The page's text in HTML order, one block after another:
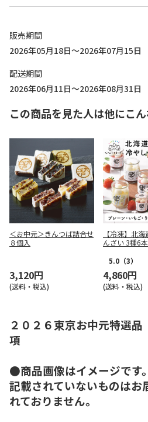
販売期間
2026年05月18日～2026年07月15日
配送期間
2026年06月11日～2026年08月31日
この商品を見た人は他にこ
＜お中元＞きんつば詰合せ
８個入
3,120円
(送料・税込)
【冷凍】北
んざい 3種6
5.0 （3）
4,860円
(送料・税込)
２０２６東京お中元特選
項
●商品画像はイメージです
記載されていないものはお
れておりません。